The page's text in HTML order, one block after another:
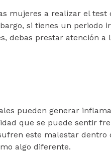
mujeres a realizar el test
si tienes un periodo
debas prestar atención a
pueden generar
que se puede sentir
este malestar dentro
algo diferente.